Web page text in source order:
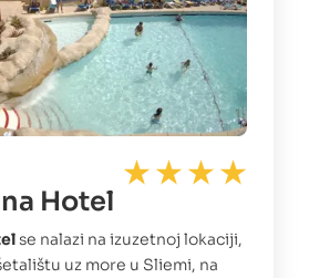
Hotel
se nalazi na izuzetnoj lokaciji,
uz more u Sliemi, na